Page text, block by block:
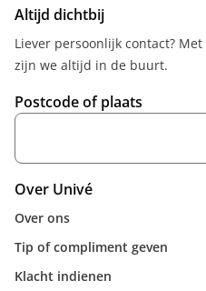
Altijd dichtbij
Liever persoonlijk contact?
zijn we altijd in de buurt.
Postcode of plaats
Over Univé
Over ons
Tip of compliment geven
Klacht indienen